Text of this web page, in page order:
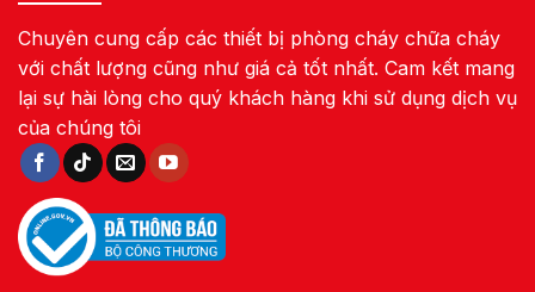
Chuyên cung cấp các thiết bị phòng cháy chữa cháy
với chất lượng cũng như giá cả tốt nhất. Cam kết mang
lại sự hài lòng cho quý khách hàng khi sử dụng dịch vụ
của chúng tôi